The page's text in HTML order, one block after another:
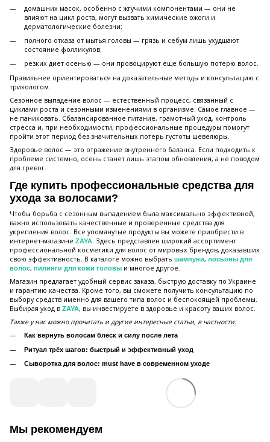
домашних масок, особенно с жгучими компонентами — они не
влияют на цикл роста, могут вызвать химические ожоги и
дерматологические болезни;
полного отказа от мытья головы — грязь и себум лишь ухудшают
состояние фолликулов;
резких диет осенью — они провоцируют еще большую потерю волос.
Правильнее ориентироваться на доказательные методы и консультацию с
трихологом.
Сезонное выпадение волос — естественный процесс, связанный с
циклами роста и сезонными изменениями в организме. Самое главное —
не паниковать. Сбалансированное питание, грамотный уход, контроль
стресса и, при необходимости, профессиональные процедуры помогут
пройти этот период без значительных потерь густоты шевелюры.
Здоровье волос — это отражение внутреннего баланса. Если подходить к
проблеме системно, осень станет лишь этапом обновления, а не поводом
для тревог.
Где купить профессиональные средства для
ухода за волосами?
Чтобы борьба с сезонным выпадением была максимально эффективной,
важно использовать качественные и проверенные средства для
укрепления волос. Все упомянутые продукты вы можете приобрести в
интернет-магазине ZAYA. Здесь представлен широкий ассортимент
профессиональной косметики для волос от мировых брендов, доказавших
свою эффективность. В каталоге можно выбрать шампуни, лосьоны для
волос, пилинги для кожи головы и многое другое.
Магазин предлагает удобный сервис заказа, быструю доставку по Украине
и гарантию качества. Кроме того, вы сможете получить консультацию по
выбору средств именно для вашего типа волос и беспокоящей проблемы.
Выбирая уход в ZAYA, вы инвестируете в здоровье и красоту ваших волос.
Также у нас можно прочитать и другие интересные статьи, в частности:
Как вернуть волосам блеск и силу после лета
Ритуал трёх шагов: быстрый и эффективный уход
Сыворотка для волос: must have в современном уходе
Мы рекомендуем